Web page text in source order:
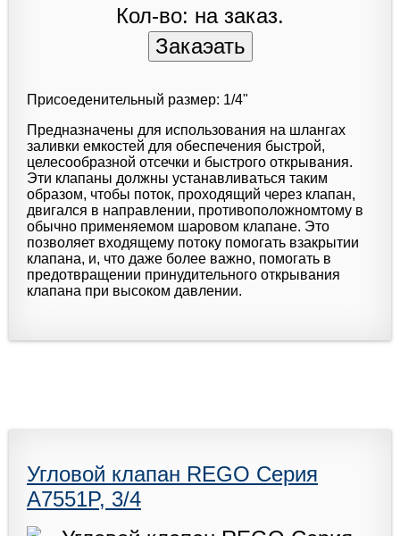
Кол-во: на заказ.
Присоеденительный размер: 1/4"
Предназначены для использования на шлангах
заливки емкостей для обеспечения быстрой,
целесообразной отсечки и быстрого открывания.
Эти клапаны должны устанавливаться таким
образом, чтобы поток, проходящий через клапан,
двигался в направлении, противоположномтому в
обычно применяемом шаровом клапане. Это
позволяет входящему потоку помогать взакрытии
клапана, и, что даже более важно, помогать в
предотвращении принудительного открывания
клапана при высоком давлении.
Угловой клапан REGO Серия
A7551P, 3/4